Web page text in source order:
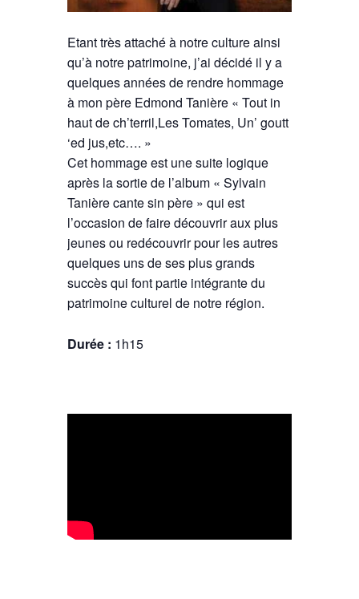
Etant très attaché à notre culture ainsi
qu’à notre patrimoine, j’ai décidé il y a
quelques années de rendre hommage
à mon père Edmond Tanière « Tout in
haut de ch’terril,Les Tomates, Un’ goutt
‘ed jus,etc…. »
Cet hommage est une suite logique
après la sortie de l’album « Sylvain
Tanière cante sin père » qui est
l’occasion de faire découvrir aux plus
jeunes ou redécouvrir pour les autres
quelques uns de ses plus grands
succès qui font partie intégrante du
patrimoine culturel de notre région.
Durée : 1h15